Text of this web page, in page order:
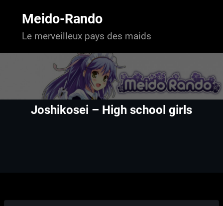
Meido-Rando
Le merveilleux pays des maids
Joshikosei – High school girls